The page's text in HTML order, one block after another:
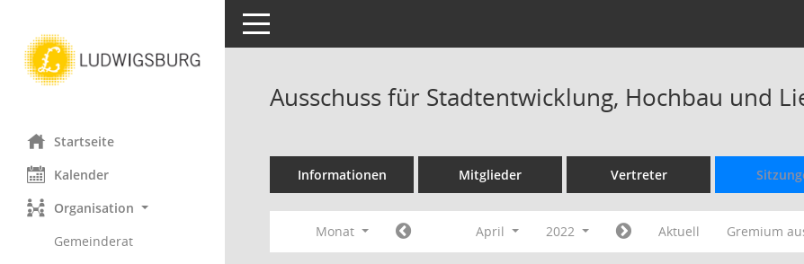
Startseite
Kalender
Organisation
Gemeinderat
Toggle navigation
Ausschuss für Stadtentwicklung, Hochbau und
Informationen Mitglieder Vertreter
Monat April 2022 Aktuell Gremium